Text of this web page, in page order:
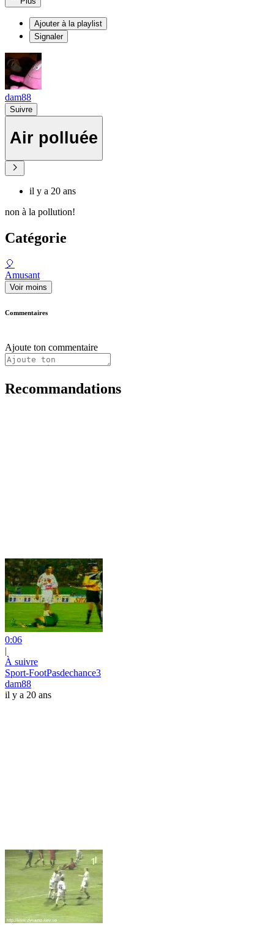
Ajouter à la playlist
Signaler
dam88
Suivre
Air polluée
il y a 20 ans
non à la pollution!
Catégorie
🎈
Amusant
Voir moins
Commentaires
Ajoute ton commentaire
Recommandations
0:06
|
À suivre
Sport-FootPasdechance3
dam88
il y a 20 ans